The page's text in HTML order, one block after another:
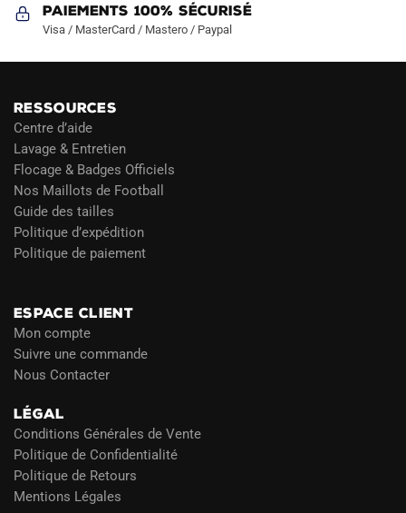
Paiements 100% Sécurisé
Visa / MasterCard / Mastero / Paypal
RESSOURCES
Centre d’aide
Lavage & Entretien
Flocage & Badges Officiels
Nos Maillots de Football
Guide des tailles
Politique d’expédition
Politique de paiement
ESPACE CLIENT
Mon compte
Suivre une commande
Nous Contacter
LÉGAL
Conditions Générales de Vente
Politique de Confidentialité
Politique de Retours
Mentions Légales